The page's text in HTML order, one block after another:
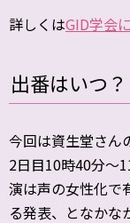
詳しくはGID学会
出番はいつ？
今回は資生堂さん
2日目10時40分～
演は声の女性化で
る発表、となかな